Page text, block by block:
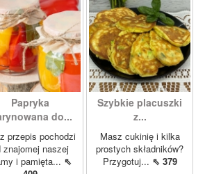
Papryka
do...
przepis pochodzi
znajomej naszej
i pamięta... ⇖
Szybkie placuszki
z...
Masz cukinię i kilka
prostych składników?
Przygotuj... ⇖ 379